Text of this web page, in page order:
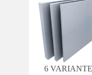
6